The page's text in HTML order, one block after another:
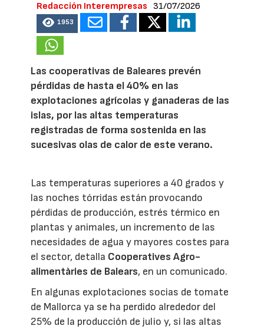
Redacción Interempresas 31/07/2026
1953
Las cooperativas de Baleares prevén
pérdidas de hasta el 40% en las
explotaciones agrícolas y ganaderas de las
islas, por las altas temperaturas
registradas de forma sostenida en las
sucesivas olas de calor de este verano.
Las temperaturas superiores a 40 grados y
las noches tórridas están provocando
pérdidas de producción, estrés térmico en
plantas y animales, un incremento de las
necesidades de agua y mayores costes para
el sector, detalla Cooperatives Agro-
alimentàries de Balears, en un comunicado.
En algunas explotaciones socias de tomate
de Mallorca ya se ha perdido alrededor del
25% de la producción de julio y, si las altas